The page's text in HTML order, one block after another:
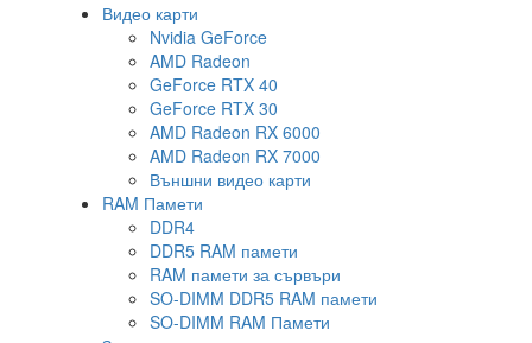
Видео карти
Nvidia GeForce
AMD Radeon
GeForce RTX 40
GeForce RTX 30
AMD Radeon RX 6000
AMD Radeon RX 7000
Външни видео карти
RAM Памети
DDR4
DDR5 RAM памети
RAM памети за сървъри
SO-DIMM DDR5 RAM памети
SO-DIMM RAM Памети